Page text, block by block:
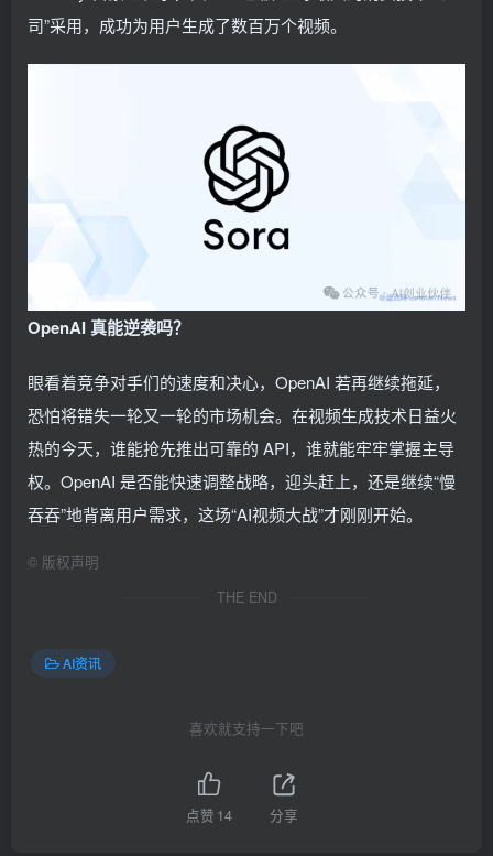
司”采用，成功为用户生成了数百万个视频。
OpenAI 真能逆袭吗？
眼看着竞争对手们的速度和决心，OpenAI 若再继续拖延，
恐怕将错失一轮又一轮的市场机会。在视频生成技术日益火
热的今天，谁能抢先推出可靠的 API，谁就能牢牢掌握主导
权。OpenAI 是否能快速调整战略，迎头赶上，还是继续“慢
吞吞”地背离用户需求，这场“AI视频大战”才刚刚开始。
© 版权声明
THE END
AI资讯
喜欢就支持一下吧
点赞 14 分享